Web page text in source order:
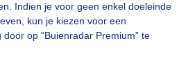
Indien je voor geen enkel doeleinde
kun je kiezen voor een
op “Buienradar Premium” te